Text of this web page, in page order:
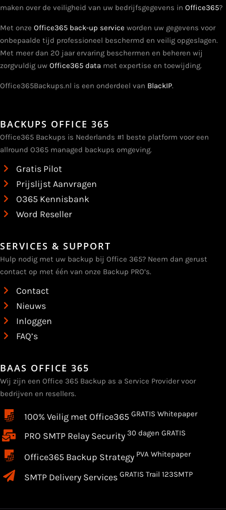
maken over de veiligheid van uw bedrijfsgegevens in Office365?
Met onze Office365 back-up service worden uw gegevens voor
onbepaalde tijd professioneel beschermd en veilig opgeslagen.
Met meer dan 20 jaar ervaring beschermen en beheren wij
zorgvuldig uw Office365 data met expertise en toewijding.
Office365Backups.nl is een onderdeel van BlackIP.
BACKUPS OFFICE 365
Office365 Backups is Nederlands #1 beste platform voor een
allround O365 managed backups omgeving.
Gratis Pilot
Prijslijst Aanvragen
O365 Kennisbank
Word Reseller
SERVICES & SUPPORT
Hulp nodig met uw backup bij Office 365? Neem dan gerust
contact op met één van onze Backup PRO’s.
Contact
Nieuws
Inloggen
FAQ’s
BAAS OFFICE 365
Wij zijn een Office 365 Backup as a Service Provider voor
bedrijven en resellers.
100% Veilig met Office365 GRATIS Whitepaper
PRO SMTP Relay Security 30 dagen GRATIS
Office365 Backup Strategy PVA Whitepaper
SMTP Delivery Services GRATIS Trail 123SMTP